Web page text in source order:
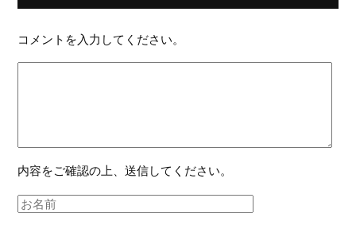
コメントを入力してください。
内容をご確認の上、送信してください。